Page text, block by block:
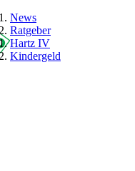
News
Ratgeber
Hartz IV
Kindergeld